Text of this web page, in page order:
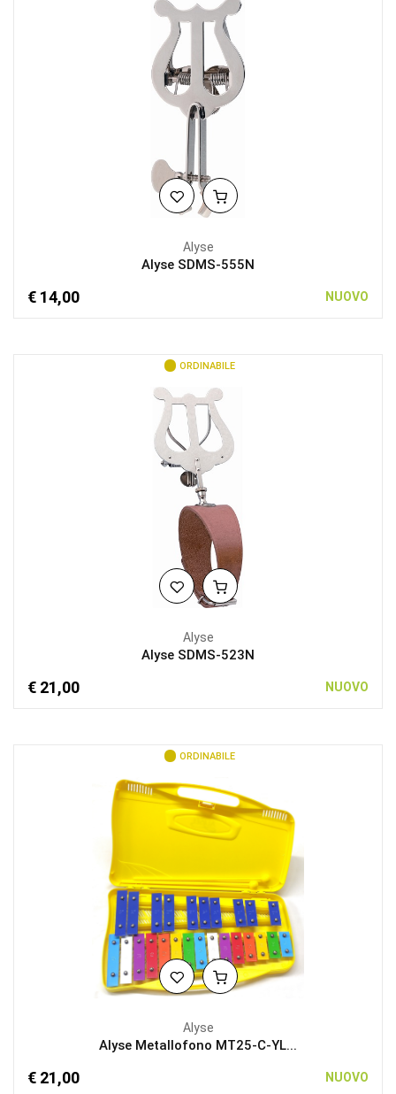
Alyse
Alyse SDMS-555N
€ 14,00 NUOVO
ORDINABILE
Alyse
Alyse SDMS-523N
€ 21,00 NUOVO
ORDINABILE
Alyse
Alyse Metallofono MT25-C-YL...
€ 21,00 NUOVO